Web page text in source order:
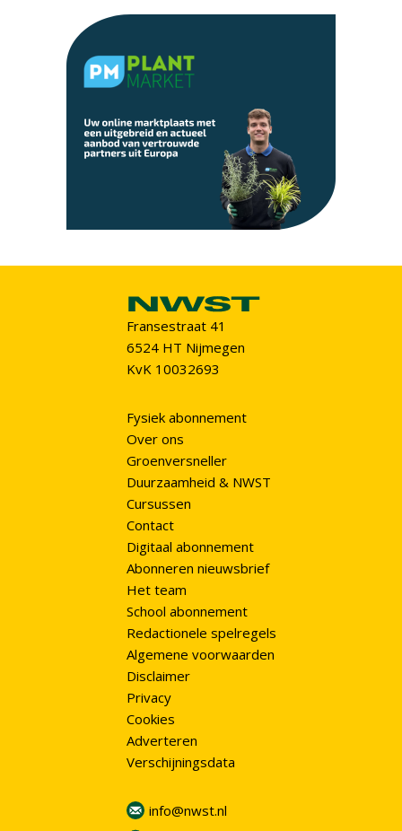
Fransestraat 41
6524 HT Nijmegen
KvK 10032693
Fysiek abonnement
Over ons
Groenversneller
Duurzaamheid & NWST
Cursussen
Contact
Digitaal abonnement
Abonneren nieuwsbrief
Het team
School abonnement
Redactionele spelregels
Algemene voorwaarden
Disclaimer
Privacy
Cookies
Adverteren
Verschijningsdata
info@nwst.nl